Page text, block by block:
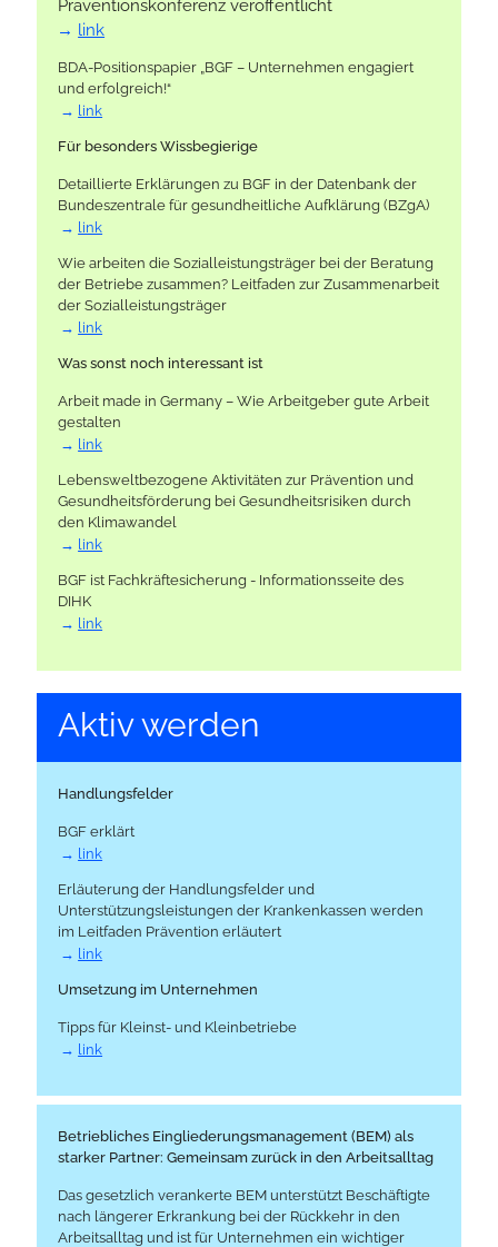
Präventionskonferenz veröffentlicht
link
BDA-Positionspapier „BGF – Unternehmen engagiert
und erfolgreich!“
link
Für besonders Wissbegierige
Detaillierte Erklärungen zu BGF in der Datenbank der
Bundeszentrale für gesundheitliche Aufklärung (BZgA)
link
Wie arbeiten die Sozialleistungsträger bei der Beratung
der Betriebe zusammen? Leitfaden zur Zusammenarbeit
der Sozialleistungsträger
link
Was sonst noch interessant ist
Arbeit made in Germany – Wie Arbeitgeber gute Arbeit
gestalten
link
Lebensweltbezogene Aktivitäten zur Prävention und
Gesundheitsförderung bei Gesundheitsrisiken durch
den Klimawandel
link
BGF ist Fachkräftesicherung - Informationsseite des
DIHK
link
Aktiv werden
Handlungsfelder
BGF erklärt
link
Erläuterung der Handlungsfelder und
Unterstützungsleistungen der Krankenkassen werden
im Leitfaden Prävention erläutert
link
Umsetzung im Unternehmen
Tipps für Kleinst- und Kleinbetriebe
link
Betrieb­liches Eingliederungs­management (BEM) als
starker Partner: Gemeinsam zurück in den Arbeits­alltag
Das gesetzlich verankerte BEM unterstützt Beschäftigte
nach längerer Erkrankung bei der Rückkehr in den
Arbeitsalltag und ist für Unternehmen ein wichtiger